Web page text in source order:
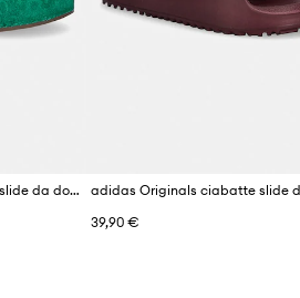
adidas Originals ciabatte slide da donna in scamoscio Adimule
39,90 €